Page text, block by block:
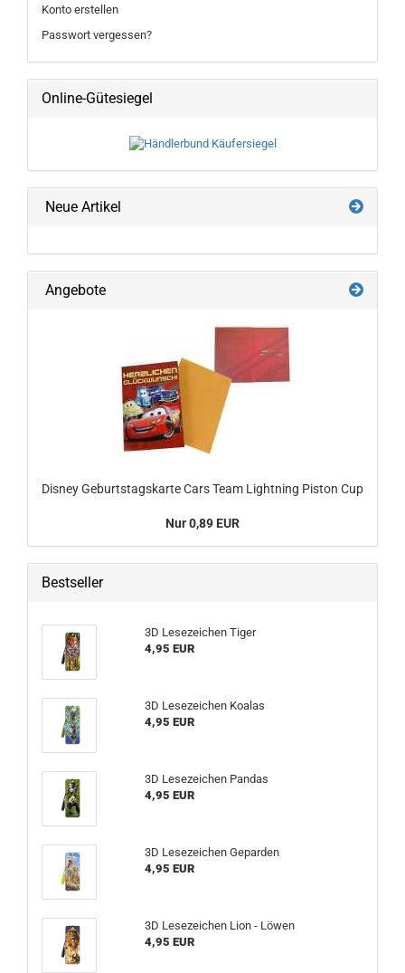
Konto erstellen
Passwort vergessen?
Online-Gütesiegel
Neue Artikel
Angebote
Disney Geburtstagskarte Cars Team Lightning Piston Cup
Nur 0,89 EUR
Bestseller
3D Lesezeichen Tiger
4,95 EUR
3D Lesezeichen Koalas
4,95 EUR
3D Lesezeichen Pandas
4,95 EUR
3D Lesezeichen Geparden
4,95 EUR
3D Lesezeichen Lion - Löwen
4,95 EUR